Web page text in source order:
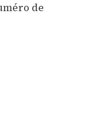
de